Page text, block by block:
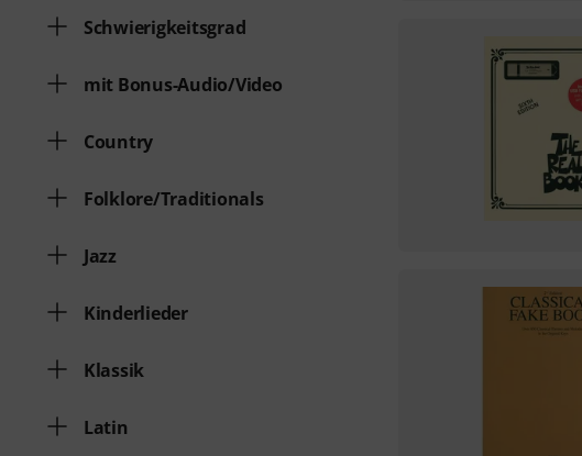
Schwierigkeitsgrad
mit Bonus-Audio/Video
Country
Folklore/Traditionals
Jazz
Kinderlieder
Klassik
Latin